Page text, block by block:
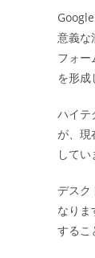
意義な
フォー
を形成
ハイテ
が、現
してい
デスク
なりま
するこ